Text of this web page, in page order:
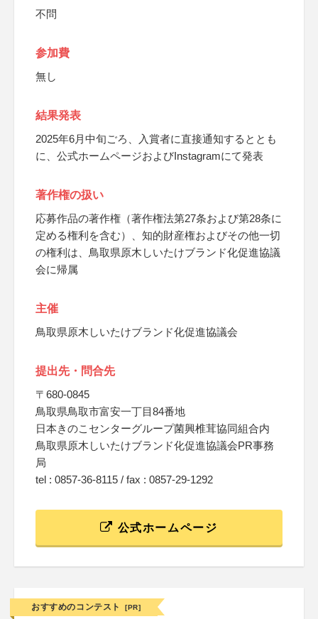
不問
参加費
無し
結果発表
2025年6月中旬ごろ、入賞者に直接通知するととも
に、公式ホームページおよびInstagramにて発表
著作権の扱い
応募作品の著作権（著作権法第27条および第28条に
定める権利を含む）、知的財産権およびその他一切
の権利は、鳥取県原木しいたけブランド化促進協議
会に帰属
主催
鳥取県原木しいたけブランド化促進協議会
提出先・問合先
〒680-0845
鳥取県鳥取市富安一丁目84番地
日本きのこセンターグループ菌興椎茸協同組合内
鳥取県原木しいたけブランド化促進協議会PR事務
局
tel : 0857-36-8115 / fax : 0857-29-1292
公式ホームページ
おすすめのコンテスト [PR]